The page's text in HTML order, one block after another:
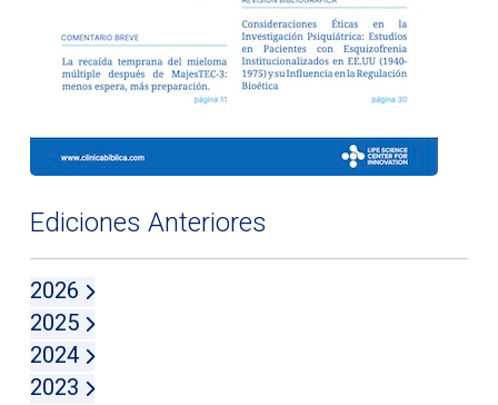
Ediciones Anteriores
2026
2025
2024
2023